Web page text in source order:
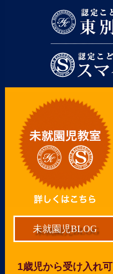
未就園児BLOG
1歳児から受け入れ可